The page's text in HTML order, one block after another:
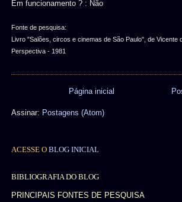
Em funcionamento ? : Não
Fonte de pesquisa:
Livro "Salões, circos e cinemas de São Paulo", de Vicente
Perspectiva - 1981
Página inicial
Assinar: Postagens (Atom)
ACESSE O BLOG INICIAL
BIBLIOGRAFIA DO BLOG
PRINCIPAIS FONTES DE PESQUISA